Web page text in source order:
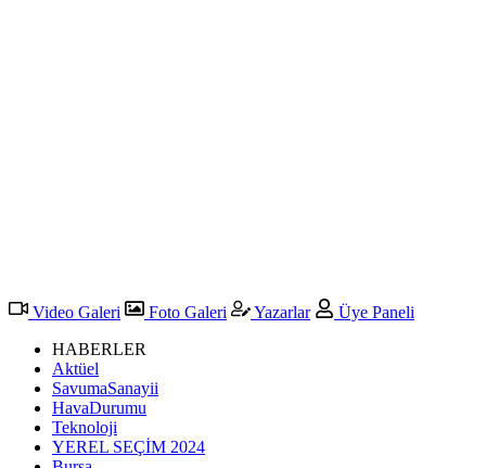
Video Galeri Foto Galeri Yazarlar
Üye Paneli
HABERLER
Aktüel
SavumaSanayii
HavaDurumu
Teknoloji
YEREL SEÇİM 2024